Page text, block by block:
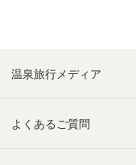
温泉旅行メディア
よくあるご質問